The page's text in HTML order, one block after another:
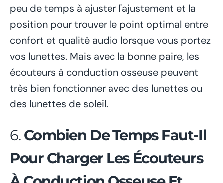
peu de temps à ajuster l'ajustement et la
position pour trouver le point optimal entre
confort et qualité audio lorsque vous portez
vos lunettes. Mais avec la bonne paire, les
écouteurs à conduction osseuse peuvent
très bien fonctionner avec des lunettes ou
des lunettes de soleil.
6. Combien De Temps Faut-Il
Pour Charger Les Écouteurs